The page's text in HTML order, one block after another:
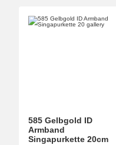
585 Gelbgold ID
Armband
Singapurkette 20cm